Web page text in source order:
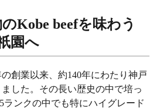
Kobe beefを味わう
園へ
創業以来、約140年にわたり神戸
した。その長い歴史の中で培っ
ランクの中でも特にハイグレード